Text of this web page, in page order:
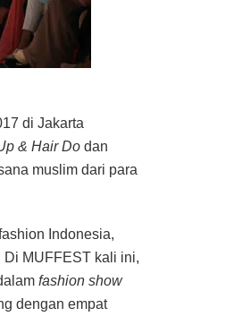
di Jakarta
& Hair Do dan
muslim dari para
Indonesia,
Di MUFFEST kali ini,
fashion show
dengan empat